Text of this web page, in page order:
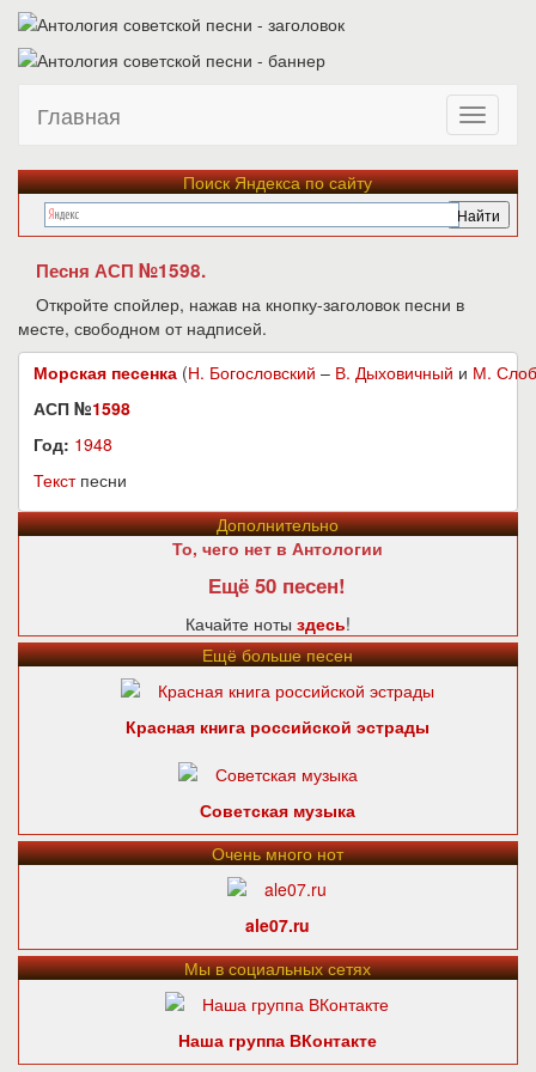
Главная
Поиск Яндекса по сайту
Песня АСП №1598.
Откройте спойлер, нажав на кнопку-заголовок песни в
месте, свободном от надписей.
Морская песенка (Н. Богословский – В. Дыховичный и М.
АСП №1598
Год: 1948
Текстпесни
Дополнительно
То, чего нет в Антологии
Ещё 50 песен!
Качайте ноты здесь!
Ещё больше песен
Красная книга российской эстрады
Советская музыка
Очень много нот
ale07.ru
Мы в социальных сетях
Наша группа ВКонтакте